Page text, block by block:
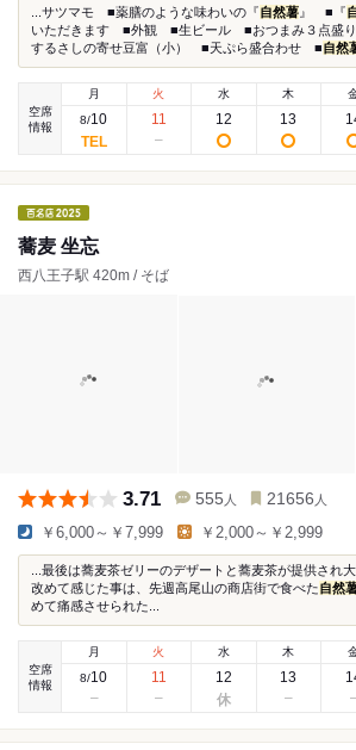
...サツマモ ■薬膳のような味わいの『自然薯 』 ■『
いただきます ■外観 ■生ビール ■おつまみ３点盛
するさしの寄せ豆富（小） ■天ぷら盛合わせ ■自然
空席
情報
月
8/10
火
11
水
12
木
13
蕎麦 坐忘
西八王子駅 420m / そば
3.71 555 人 21656 人
￥6,000～￥7,999 ￥2,000～￥2,999
...最後は蕎麦茶ゼリーのデザートと蕎麦茶が提供され
改めて感じた事は、先週高尾山の商店街で食べた自然
めて痛感させられた...
空席
情報
月
8/10
火
11
水
12
木
13